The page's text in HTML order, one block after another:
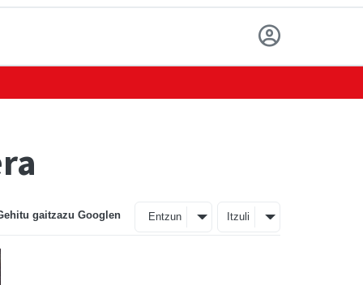
gaitzazu Googlen Entzun Itzuli